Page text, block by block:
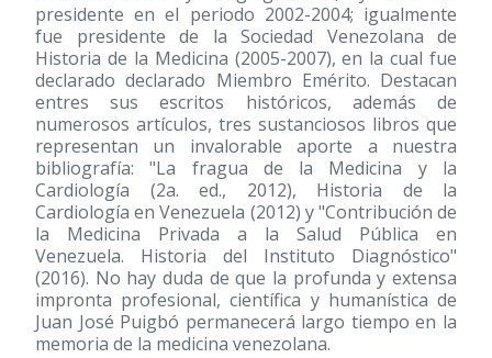
presidente en el periodo 2002-2004; igualmente
fue presidente de la Sociedad Venezolana de
Historia de la Medicina (2005-2007), en la cual fue
declarado declarado Miembro Emérito. Destacan
entres sus escritos históricos, además de
numerosos artículos, tres sustanciosos libros que
representan un invalorable aporte a nuestra
bibliografía: "La fragua de la Medicina y la
Cardiología (2a. ed., 2012), Historia de la
Cardiología en Venezuela (2012) y "Contribución de
la Medicina Privada a la Salud Pública en
Venezuela. Historia del Instituto Diagnóstico"
(2016). No hay duda de que la profunda y extensa
impronta profesional, científica y humanística de
Juan José Puigbó permanecerá largo tiempo en la
memoria de la medicina venezolana.